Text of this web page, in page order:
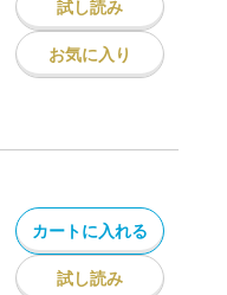
試し読み
お気に入り
カートに入れる
試し読み